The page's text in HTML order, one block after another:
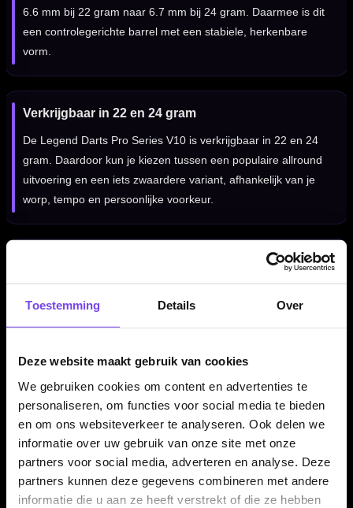
Toestemming Details Over
Deze website maakt gebruik van cookies
We gebruiken cookies om content en advertenties te
personaliseren, om functies voor social media te bieden
en om ons websiteverkeer te analyseren. Ook delen we
informatie over uw gebruik van onze site met onze
partners voor social media, adverteren en analyse. Deze
partners kunnen deze gegevens combineren met andere
informatie die u aan ze heeft verstrekt of die ze hebben
6.6 mm bij 22 gram naar 6.7 mm bij 24 gram. Daarmee is dit
een controlegerichte barrel met een stabiele, herkenbare
vorm.
Verkrijgbaar in 22 en 24 gram
De Legend Darts Pro Series V10 is verkrijgbaar in 22 en 24
gram. Daardoor kun je kiezen tussen een populaire allround
uitvoering en een iets zwaardere variant, afhankelijk van je
worp, tempo en persoonlijke voorkeur.
De Legend Darts Pro Series V10 Torpedo Shark is vooral
geschikt voor darters die een 90% tungsten dart zoeken met
een torpedo barrel, shark grip en veel gevoel tijdens de
Professionele steeltip dartpijlen
Deze Legend Darts Pro Series V10 dartpijlen zijn uitgevoerd
als steeltip darts en bedoeld voor gebruik op een sisal
dartbord. Door de combinatie van 90% tungsten, torpedo
shark profiel en dual grip is dit een set voor spelers die serieus